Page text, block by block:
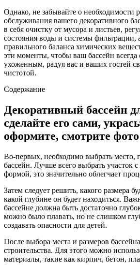
Однако, не забывайте о необходимости
обслуживания вашего декоративного
в себя очистку от мусора и листьев,
состояния воды и системы фильтрации,
правильного баланса химических
эти моменты, чтобы ваш бассейн всегда
ухоженным, радуя вас и ваших гостей
чистотой.
Содержание
Декоративный бассейн
сделайте его сами,
оформите, смотрите фото
Во-первых, необходимо выбрать место,
бассейн. Лучше всего выбрать участок
формой, это значительно облегчает
Затем следует решить, какого размера
какой глубине он будет находиться.
бассейне должна быть достаточно
можно было плавать, но не слишком
создавать опасности для детей.
После выбора места и размеров
строительства. Для этого можно
материалы, такие как кирпич, бетон,